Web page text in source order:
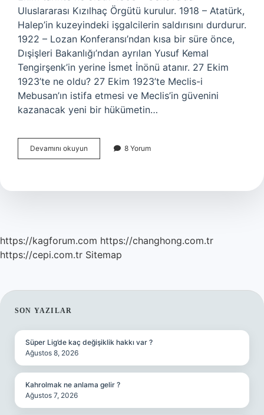
Uluslararası Kızılhaç Örgütü kurulur. 1918 – Atatürk,
Halep’in kuzeyindeki işgalcilerin saldırısını durdurur.
1922 – Lozan Konferansı’ndan kısa bir süre önce,
Dışişleri Bakanlığı’ndan ayrılan Yusuf Kemal
Tengirşenk’in yerine İsmet İnönü atanır. 27 Ekim
1923’te ne oldu? 27 Ekim 1923’te Meclis-i
Mebusan’ın istifa etmesi ve Meclis’in güvenini
kazanacak yeni bir hükümetin…
Devamını okuyun
Ekim
Ne
8 Yorum
https://kagforum.com https://changhong.com.tr
https://cepi.com.tr Sitemap
SIDEBAR
SON YAZILAR
Süper Lig’de kaç değişiklik hakkı var ?
Ağustos 8, 2026
Kahrolmak ne anlama gelir ?
Ağustos 7, 2026